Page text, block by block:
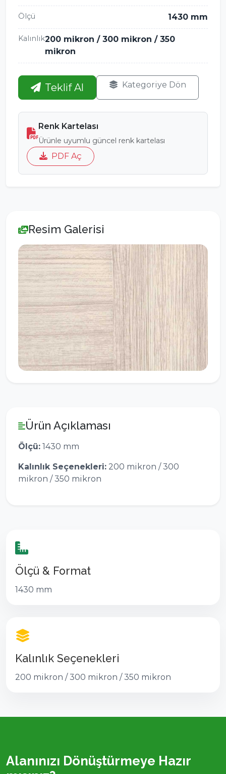
Ölçü 1430 mm
Kalınlık200 mikron / 300 mikron / 350
mikron
Teklif Al Kategoriye Dön
Renk Kartelası
Ürünle uyumlu güncel renk kartelası
PDF Aç
Resim Galerisi
Ürün Açıklaması
Ölçü: 1430 mm
Kalınlık Seçenekleri: 200 mikron / 300
mikron / 350 mikron
Ölçü & Format
1430 mm
Kalınlık Seçenekleri
200 mikron / 300 mikron / 350 mikron
Alanınızı Dönüştürmeye Hazır